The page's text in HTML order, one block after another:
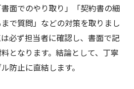
面でのやり取り」「契約書の細
で質問」などの対策を取りまし
必ず担当者に確認し、書面で記
となります。結論として、丁寧
防止に直結します。